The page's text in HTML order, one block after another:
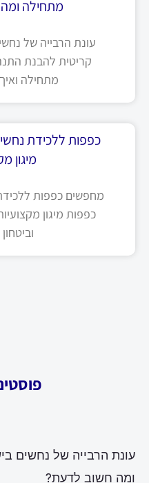
מתחילה
עונת הרבייה של
קריטית להבנת
מתחילה
כפפות ללכידת
מיגון
מחפשים כפפות
כפפות מיגון
עונת הרבייה של נחשים
ומה חשוב לדעת?